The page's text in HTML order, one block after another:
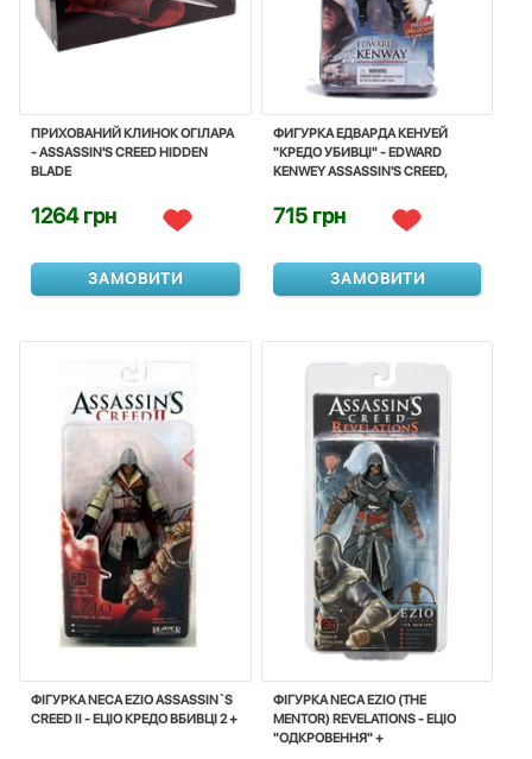
ПРИХОВАНИЙ КЛИНОК ОГІЛАРА
- ASSASSIN'S CREED HIDDEN
BLADE
1264 грн
ЗАМОВИТИ
ФИГУРКА ЕДВАРДА КЕНУЕЙ
"КРЕДО УБИВЦІ" - EDWARD
KENWEY ASSASSIN'S CREED,
715 грн
ЗАМОВИТИ
ФІГУРКА NECA EZIO ASSASSIN`S
CREED II - ЕЦІО КРЕДО ВБИВЦІ 2 +
ФІГУРКА NECA EZIO (THE
MENTOR) REVELATIONS - ЕЦІО
"ОДКРОВЕННЯ" +